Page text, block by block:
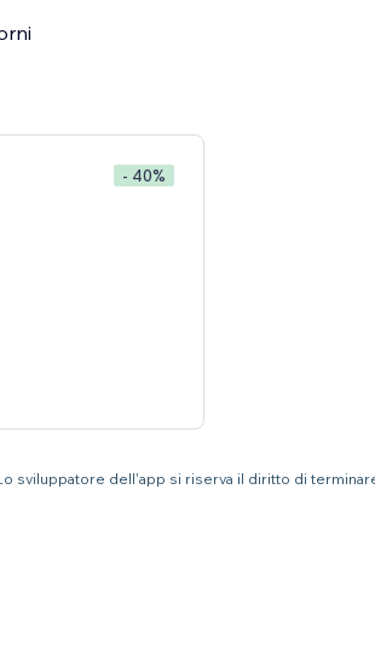
- 40%
sviluppatore dell'app si riserva il diritto di